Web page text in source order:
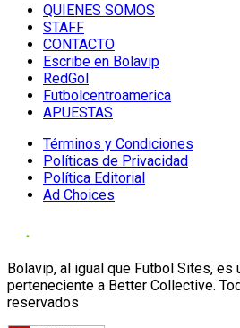
QUIENES SOMOS
STAFF
CONTACTO
Escribe en Bolavip
RedGol
Futbolcentroamerica
APUESTAS
Términos y Condiciones
Políticas de Privacidad
Política Editorial
Ad Choices
Bolavip, al igual que Futbol Sites, es
perteneciente a Better Collective.
reservados